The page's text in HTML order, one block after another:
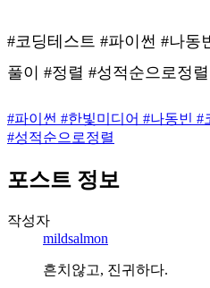
#코딩테스트 #파이썬 #나동
풀이 #정렬 #성적순으로정렬
#파이썬 #한빛미디어 #나동빈 #
#성적순으로정렬
포스트 정보
작성자
mildsalmon
흔치않고, 진귀하다.